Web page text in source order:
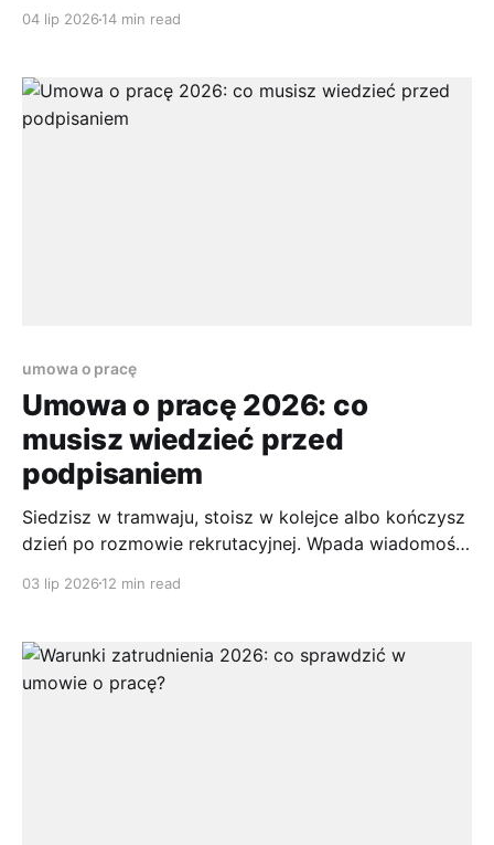
„marketing specialist”, „digital”, „brand”, „CRM”. Niby
samo pytanie: co zrobić, żeby nie być tylko kolejną
osobą z podobnym
04 lip 2026 14 min read
umowa o pracę
Umowa o pracę 2026: co
musisz wiedzieć przed
podpisaniem
Siedzisz w tramwaju, stoisz w kolejce albo kończysz
dzień po rozmowie rekrutacyjnej. Wpada wiadomość:
później załącznik z projektem umowy. I wtedy
dokument wygląda poważnie, język bywa sztywny, a
Ty chcesz po prostu wiedzieć, czy wszystko
03 lip 2026 12 min read